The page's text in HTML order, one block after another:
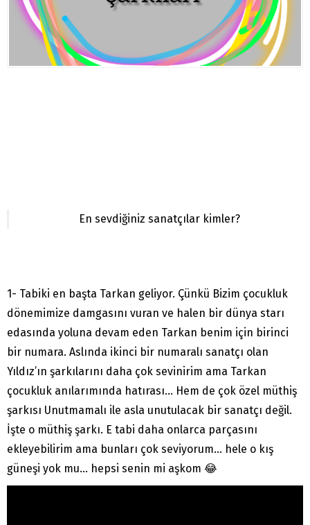
En sevdiğiniz sanatçılar kimler?
1- Tabiki en başta Tarkan geliyor. Çünkü Bizim çocukluk
dönemimize damgasını vuran ve halen bir dünya starı
edasında yoluna devam eden Tarkan benim için birinci
bir numara. Aslında ikinci bir numaralı sanatçı olan
Yıldız’ın şarkılarını daha çok sevinirim ama Tarkan
çocukluk anılarımında hatırası… Hem de çok özel müthiş
şarkısı Unutmamalı ile asla unutulacak bir sanatçı değil.
İşte o müthiş şarkı. E tabi daha onlarca parçasını
ekleyebilirim ama bunları çok seviyorum… hele o kış
güneşi yok mu… hepsi senin mi aşkom 😂